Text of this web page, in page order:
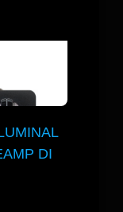
DI